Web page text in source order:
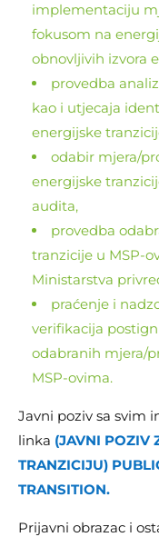
implementaciju
fokusom na
obnovljivih izvora
provedba
kao i utjecaja
energijske
odabir mjera/
energijske
audita,
provedba
tranzicije u MSP-
Ministarstva
praćenje i
verifikacija
odabranih mjera/
MSP-ovima.
Javni poziv sa svim
linka (JAVNI POZIV
TRANZICIJU)
TRANSITION.
Prijavni obrazac i